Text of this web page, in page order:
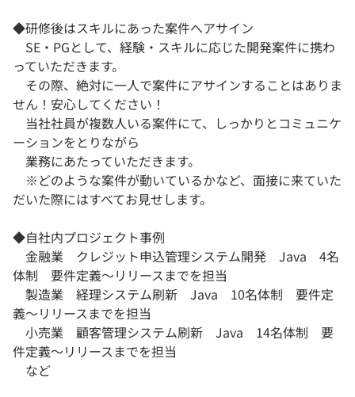
◆研修後はスキルにあった案件へアサイン
SE・PGとして、経験・スキルに応じた開発案件に携わ
っていただきます。
その際、絶対に一人で案件にアサインすることはありま
せん！安心してください！
当社社員が複数人いる案件にて、しっかりとコミュニケ
ーションをとりながら
業務にあたっていただきます。
※どのような案件が動いているかなど、面接に来ていた
だいた際にはすべてお見せします。
◆自社内プロジェクト事例
金融業 クレジット申込管理システム開発 Java 4名
体制 要件定義～リリースまでを担当
製造業 経理システム刷新 Java 10名体制 要件定
義～リリースまでを担当
小売業 顧客管理システム刷新 Java 14名体制 要
件定義～リリースまでを担当
など